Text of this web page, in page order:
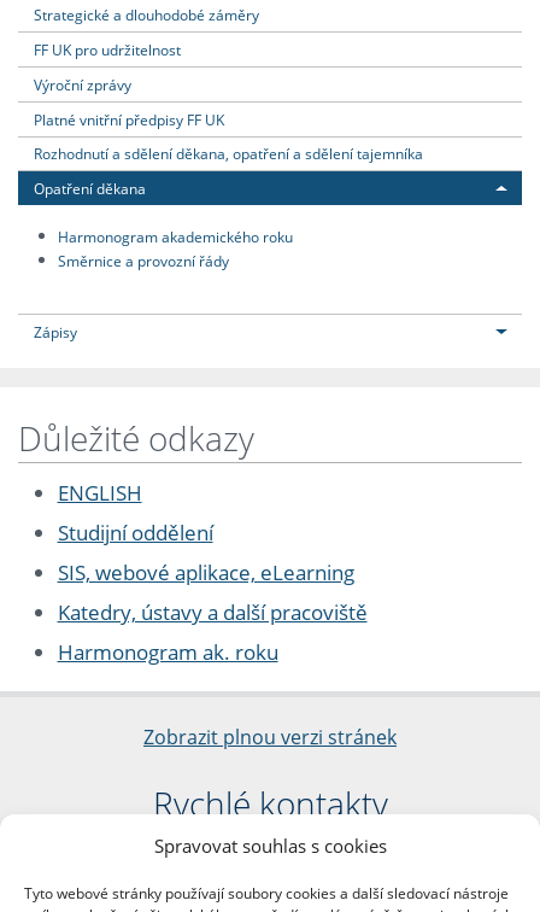
Spravovat souhlas s cookies
Tyto webové stránky používají soubory cookies a další sledovací nástroje
Strategické a dlouhodobé záměry
FF UK pro udržitelnost
Výroční zprávy
Platné vnitřní předpisy FF UK
Rozhodnutí a sdělení děkana, opatření a sdělení tajemníka
Opatření děkana
Harmonogram akademického roku
Směrnice a provozní řády
Zápisy
Důležité odkazy
ENGLISH
Studijní oddělení
SIS, webové aplikace, eLearning
Katedry, ústavy a další pracoviště
Harmonogram ak. roku
Zobrazit plnou verzi stránek
Rychlé kontakty
Filozofická fakulta
nám. Jana Palacha 1/2